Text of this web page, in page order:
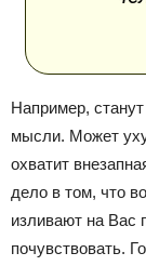
Например,
мысли. Может
охватит
дело в том, что
изливают на Вас
почувствовать.